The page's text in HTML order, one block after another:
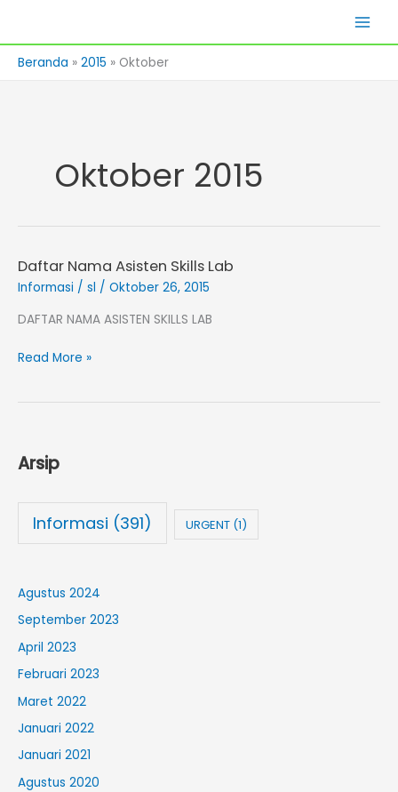
konten
Beranda 2015 Oktober
Oktober 2015
Daftar Nama Asisten Skills Lab
Informasi / sl / Oktober 26, 2015
DAFTAR NAMA ASISTEN SKILLS LAB
Daftar
Nama
Skills
Read More »
Arsip
Informasi (391) URGENT (1)
Agustus 2024
September 2023
April 2023
Februari 2023
Maret 2022
Januari 2022
Januari 2021
Agustus 2020